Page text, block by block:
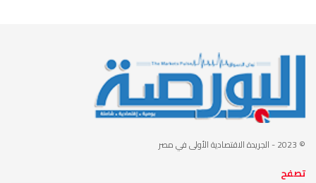
© 2023 - الجريدة الاقتصادية الأولى في مصر
تصفح